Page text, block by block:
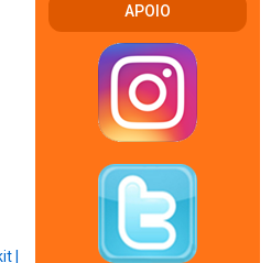
|
APOIO